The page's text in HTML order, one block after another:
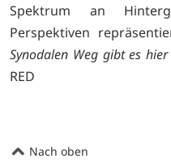
Spektrum an
Perspektiven
Synodalen Weg gibt eshier
RED
Nach oben